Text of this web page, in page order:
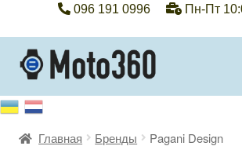
096 191 0996 Пн-Пт
Перейти
к
навигации
Перейти
к
содержимому
+38 096 191 0996
Категории
Главная Бренды Pagani Design